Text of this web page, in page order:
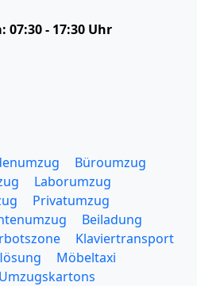
07:30 - 17:30 Uhr
Büroumzug
Laborumzug
Privatumzug
Beiladung
Klaviertransport
Möbeltaxi
Umzugskartons